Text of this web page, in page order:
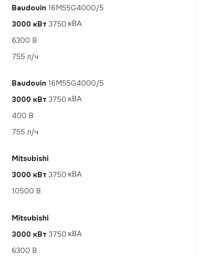
Baudouin 16M55G4000/5
3000 кВт 3750
6300 В
755 л/ч
Baudouin 16M55G4000/5
3000 кВт 3750
400 В
755 л/ч
Mitsubishi
3000 кВт 3750
10500 В
Mitsubishi
3000 кВт 3750
6300 В